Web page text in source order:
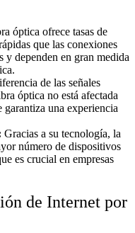
óptica ofrece tasas de
que las conexiones
y dependen en gran medida
de las señales
óptica no está afectada
una experiencia
Gracias a su tecnología, la
número de dispositivos
es crucial en empresas
de Internet por